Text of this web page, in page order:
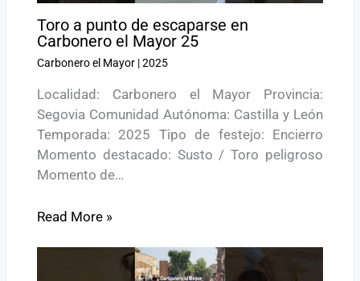
Toro a punto de escaparse en
Carbonero el Mayor 25
Carbonero el Mayor|2025
Localidad: Carbonero el Mayor Provincia:
Segovia Comunidad Autónoma: Castilla y León
Temporada: 2025 Tipo de festejo: Encierro
Momento destacado: Susto / Toro peligroso
Momento de…
Read More »